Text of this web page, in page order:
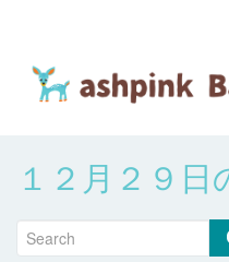
about us
堀江 真代
１２月２９